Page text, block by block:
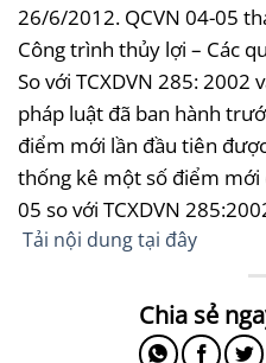
26/6/2012. QCVN 04-05
Công trình thủy lợi – Các
So với TCXDVN 285: 2002
pháp luật đã ban hành
điểm mới lần đầu tiên
thống kê một số điểm mới
05 so với TCXDVN
Tải nội dung tại đây